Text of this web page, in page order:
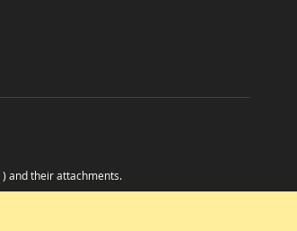
) and their attachments.